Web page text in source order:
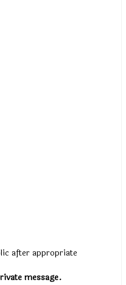
after appropriate
message.